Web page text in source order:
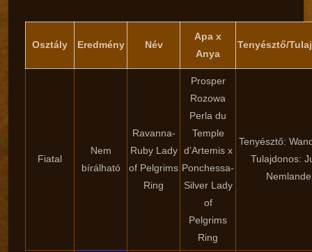
Osztály Eredmény Név
Apa x
Anya
Tenyésztő/
Fiatal
Nem
bírálható
Ravanna-
Ruby Lady
of Pelgrims
Ring
Prosper
Rozowa
Perla du
Temple
d’Artemis x
Ponchessa-
Silver Lady
of
Pelgrims
Ring
Tenyésztő:
Tulajdonos: